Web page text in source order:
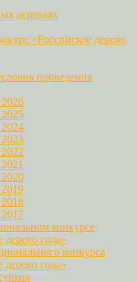
деревьях
«Российское дерево
проведения
конкурсе
дерево года»
конкурса
дерево года»